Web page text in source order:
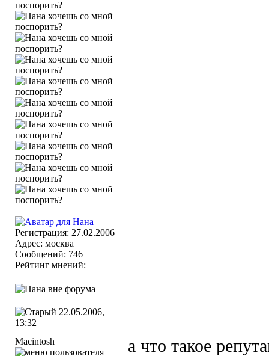
Регистрация: 27.02.2006
Адрес: москва
Сообщений: 746
Рейтинг мнений:
22.05.2006,
13:32
Macintosh
а что такое